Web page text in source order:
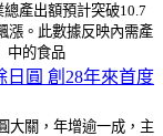
總產出額預計突破10.7
漲。此數據反映內需產
中的食品
日圓 創28年來首度
大關，年增逾一成，主